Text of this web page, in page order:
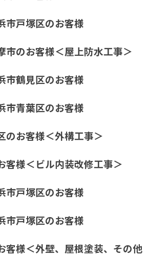
市戸塚区のお客様
市のお客様＜屋上防水工事＞
市鶴見区のお客様
市青葉区のお客様
のお客様＜外構工事＞
客様＜ビル内装改修工事＞
市戸塚区のお客様
市戸塚区のお客様
客様＜外壁、屋根塗装、その他